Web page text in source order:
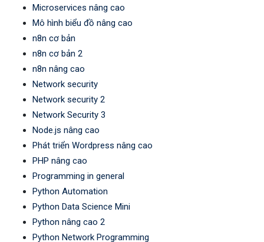
Microservices nâng cao
Mô hình biểu đồ nâng cao
n8n cơ bản
n8n cơ bản 2
n8n nâng cao
Network security
Network security 2
Network Security 3
Node.js nâng cao
Phát triển Wordpress nâng cao
PHP nâng cao
Programming in general
Python Automation
Python Data Science Mini
Python nâng cao 2
Python Network Programming